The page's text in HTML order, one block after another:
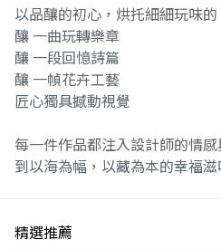
以品釀的初心，烘托細細玩味的
釀 一曲玩轉樂章
釀 一段回憶詩篇
釀 一幀花卉工藝
匠心獨具撼動視覺
每一件作品都注入設計師的情
到以海為幅，以藏為本的幸福滋
精選推薦